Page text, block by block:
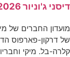
דיסני ג'וניור 04-08-2026
של דרקון-פארפוס
קלרה-בל. מיקי וחבריו